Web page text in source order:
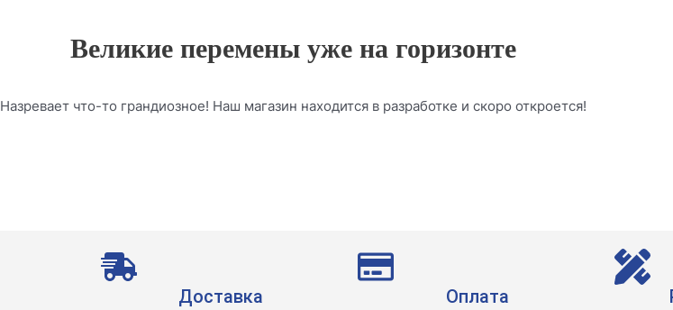
Великие перемены уже на горизонте
Назревает что-то грандиозное! Наш магазин находится в разработке и скоро откроется!
Доставка Оплата